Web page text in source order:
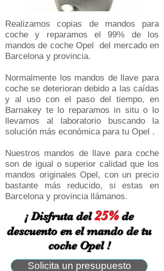
Realizamos copias de mandos para
coche y reparamos el 99% de los
mandos de coche Opel del mercado en
Barcelona y provincia.
Normalmente los mandos de llave para
coche se deterioran debido a las caídas
y al uso con el paso del tiempo, en
Barnakey te lo reparamos in situ o lo
llevamos al laboratorio buscando la
solución más económica para tu Opel .
Nuestros mandos de llave para coche
son de igual o superior calidad que los
mandos originales Opel, con un precio
bastante más reducido, si estas en
Barcelona y provincia llámanos.
¡ Disfruta del25% de
descuento en el mando de tu
coche Opel !
Solicita un presupuesto